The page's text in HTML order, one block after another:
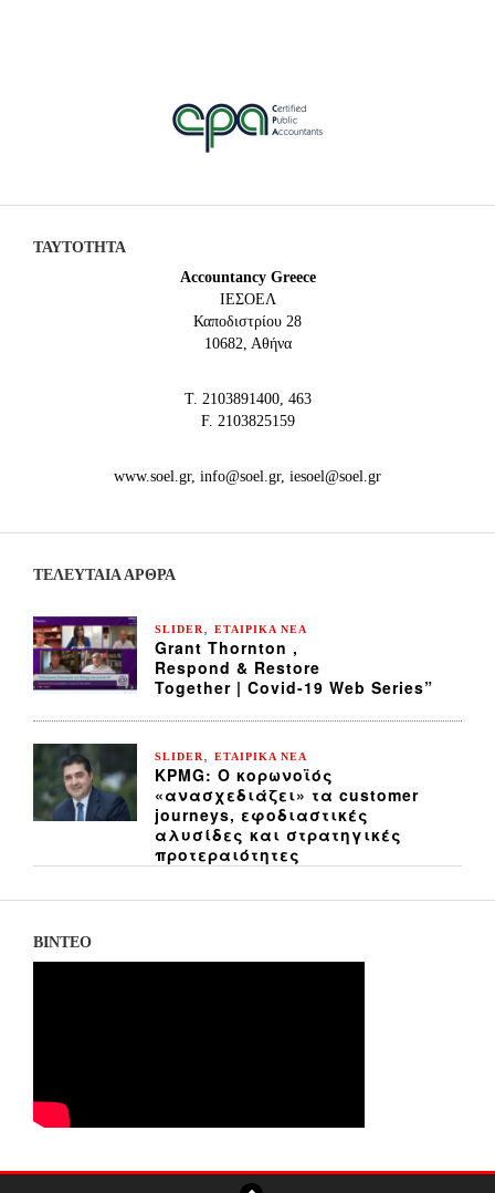
ΤΑΥΤΟΤΗΤΑ
Accountancy Greece
IEΣΟΕΛ
Καποδιστρίου 28
10682, Αθήνα
Τ. 2103891400, 463
F. 2103825159
www.soel.gr, info@soel.gr, iesoel@soel.gr
ΤΕΛΕΥΤΑΙΑ ΆΡΘΡΑ
SLIDER, ΕΤΑΙΡΙΚΑ ΝΕΑ
Grant Thornton ,
Respond & Restore
Together | Covid-19 Web Series”
SLIDER, ΕΤΑΙΡΙΚΑ ΝΕΑ
KPMG: Ο κορωνοϊός
«ανασχεδιάζει» τα customer
journeys, εφοδιαστικές
αλυσίδες και στρατηγικές
προτεραιότητες
ΒΙΝΤΕΟ